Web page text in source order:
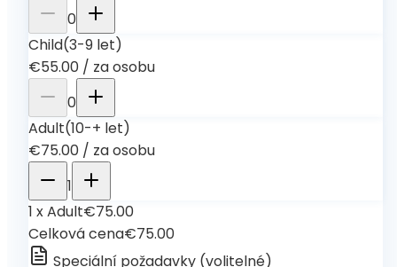
0
Child(3-9 let)
€55.00 / za osobu
0
Adult(10-+ let)
€75.00 / za osobu
1
1 xAdult€75.00
Celková cena€75.00
Speciální požadavky (volitelné)